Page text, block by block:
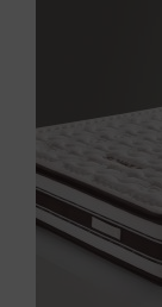
DETTAGLI